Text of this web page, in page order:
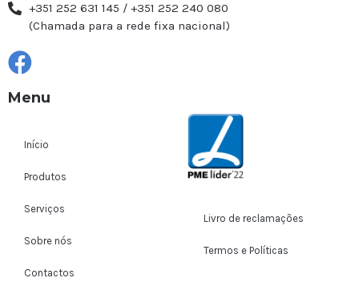
+351 252 631 145 / +351 252 240 080
(Chamada para a rede fixa nacional)
Menu
Início
Produtos
Serviços
Sobre nós
Contactos
Livro de reclamações
Termos e Políticas